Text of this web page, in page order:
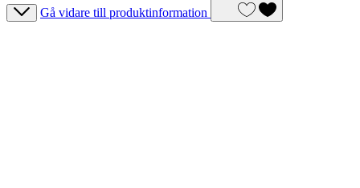
Gå vidare till produktinformation